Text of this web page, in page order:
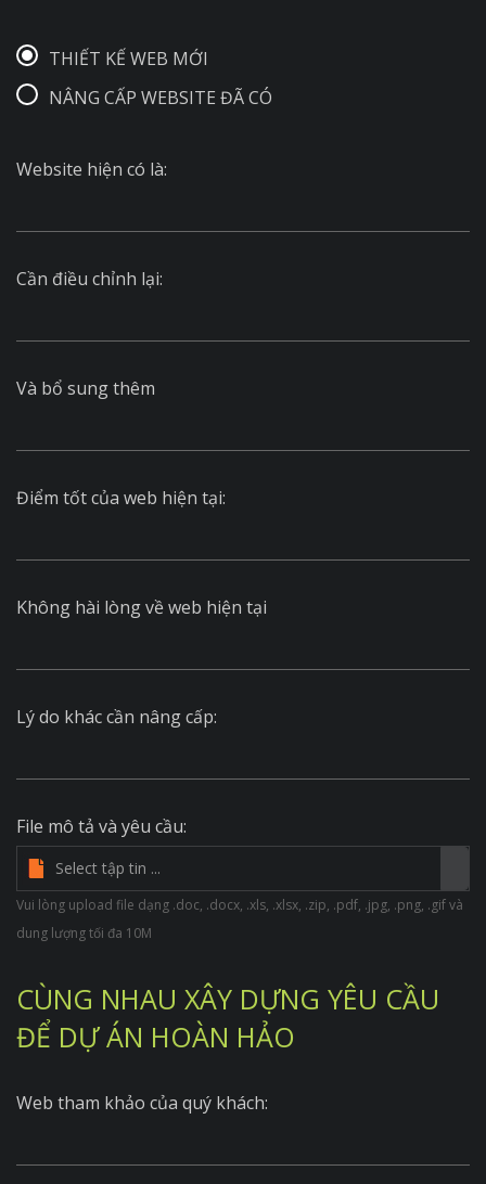
THIẾT KẾ WEB MỚI
NÂNG CẤP WEBSITE ĐÃ CÓ
Website hiện có là:
Cần điều chỉnh lại:
Và bổ sung thêm
Điểm tốt của web hiện tại:
Không hài lòng về web hiện tại
Lý do khác cần nâng cấp:
File mô tả và yêu cầu:
Vui lòng upload file dạng .doc, .docx, .xls, .xlsx, .zip, .pdf, .jpg, .png, .gif và
dung lượng tối đa 10M
CÙNG NHAU XÂY DỰNG YÊU CẦU
ĐỂ DỰ ÁN HOÀN HẢO
Web tham khảo của quý khách: